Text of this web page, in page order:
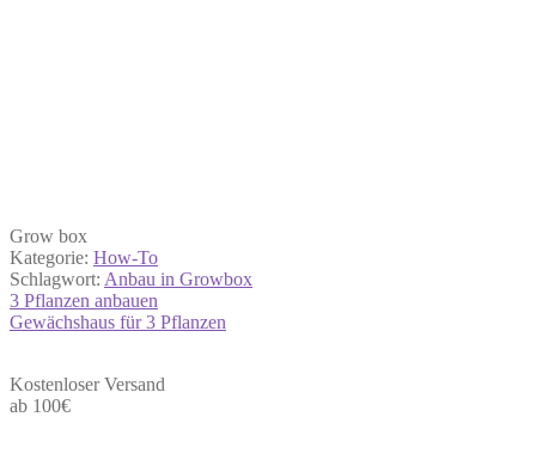
Grow box
Kategorie: How-To
Schlagwort: Anbau in Growbox
Beitrags-
Navigation
3 Pflanzen anbauen
Gewächshaus für 3 Pflanzen
Kostenloser Versand
ab 100€